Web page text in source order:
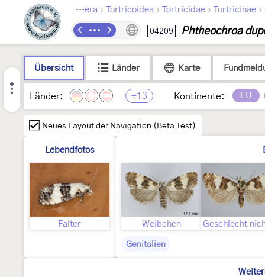
Lepidoptera › Tortricoidea › Tortricidae › Tortricinae ›
04209 Phtheochroa
Übersicht Länder Karte
Länder: +13 Kontinente: EU
Neues Layout der Navigation (Beta Test)
Lebendfotos
Falter Weibchen
Genitalien